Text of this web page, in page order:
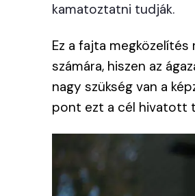
kamatoztatni tudják.
Ez a fajta
számára, hiszen az
nagy szükség van a
pont ezt a cél hivatott